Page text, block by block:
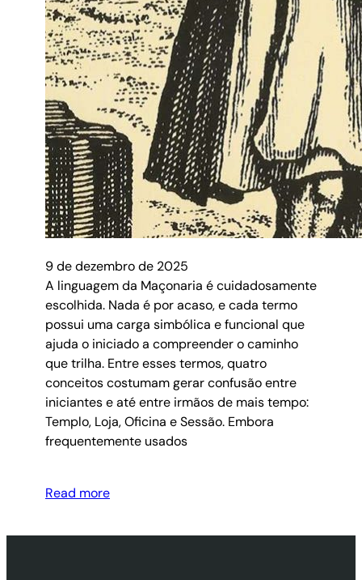
9 de dezembro de 2025
A linguagem da Maçonaria é cuidadosamente
escolhida. Nada é por acaso, e cada termo
possui uma carga simbólica e funcional que
ajuda o iniciado a compreender o caminho
que trilha. Entre esses termos, quatro
conceitos costumam gerar confusão entre
iniciantes e até entre irmãos de mais tempo:
Templo, Loja, Oficina e Sessão. Embora
frequentemente usados
Read more